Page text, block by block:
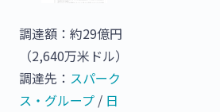
調達額：約29億円
（2,640万米ドル）
調達先： スパーク
ス・グループ / 日